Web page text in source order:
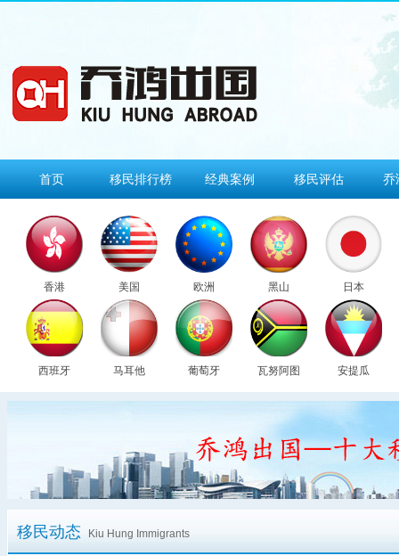
首页 移民排行榜 经典案例 移民评估 乔
香港 美国 欧洲 黑山 日本
西班牙 马耳他 葡萄牙 瓦努阿图 安提瓜
移民动态 Kiu Hung Immigrants